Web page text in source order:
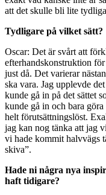
att det skulle bli lite
Tydligare på vilket sätt?
Oscar: Det är svårt att
efterhandskonstruktion
just då. Det varierar
ska vara. Jag upplevde
kunde gå in på det sättet
kunde gå in och bara
helt förutsättningslöst.
jag kan nog tänka att jag
vi hade kommit halvvägs
skiva”.
Hade ni några nya
haft tidigare?